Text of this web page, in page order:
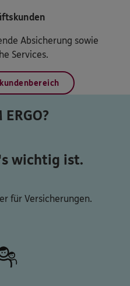
Absicherung sowie
Services.
wichtig ist.
für Versicherungen.